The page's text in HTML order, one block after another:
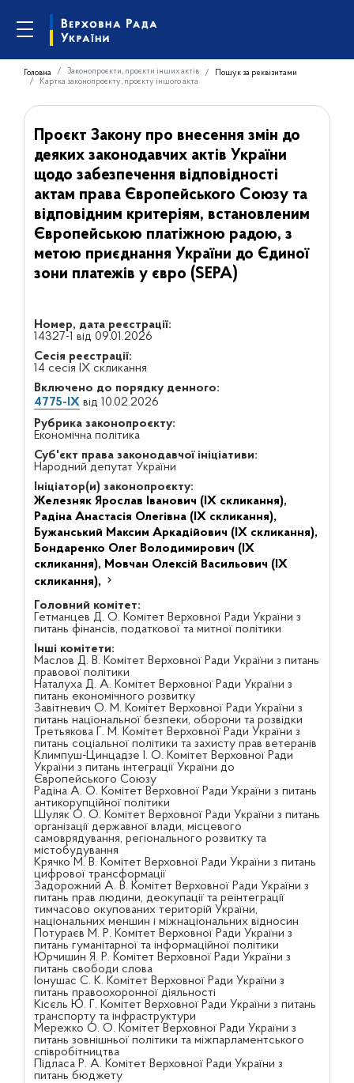
Головна Законопроєкти, проєкти інших актів
Пошук за реквізитами
Картка законопроєкту, проєкту іншого акта
Проєкт Закону про внесення змін до
деяких законодавчих актів України
щодо забезпечення відповідності
актам права Європейського Союзу та
відповідним критеріям, встановленим
Європейською платіжною радою, з
метою приєднання України до Єдиної
зони платежів у євро (SEPA)
Номер, дата реєстрації:
14327-1 від 09.01.2026
Сесія реєстрації:
14 сесія IX скликання
Включено до порядку денного:
4775-IXвід 10.02.2026
Рубрика законопроєкту:
Економічна політика
Суб'єкт права законодавчої ініціативи:
Народний депутат України
Ініціатор(и) законопроєкту:
Железняк Ярослав Іванович (IX скликання),
Радіна Анастасія Олегівна (IX скликання),
Бужанський Максим Аркадійович (IX скликання),
Бондаренко Олег Володимирович (IX
скликання), Мовчан Олексій Васильович (IX
скликання),
Головний комітет:
Гетманцев Д. О. Комітет Верховної Ради України з
питань фінансів, податкової та митної політики
Інші комітети:
Маслов Д. В. Комітет Верховної Ради України з питань
правової політики
Наталуха Д. А. Комітет Верховної Ради України з
питань економічного розвитку
Завітневич О. М. Комітет Верховної Ради України з
питань національної безпеки, оборони та розвідки
Третьякова Г. М. Комітет Верховної Ради України з
питань соціальної політики та захисту прав ветеранів
Климпуш-Цинцадзе І. О. Комітет Верховної Ради
України з питань інтеграції України до
Європейського Союзу
Радіна А. О. Комітет Верховної Ради України з питань
антикорупційної політики
Шуляк О. О. Комітет Верховної Ради України з питань
організації державної влади, місцевого
самоврядування, регіонального розвитку та
містобудування
Крячко М. В. Комітет Верховної Ради України з питань
цифрової трансформації
Задорожний А. В. Комітет Верховної Ради України з
питань прав людини, деокупації та реінтеграції
тимчасово окупованих територій України,
національних меншин і міжнаціональних відносин
Потураєв М. Р. Комітет Верховної Ради України з
питань гуманітарної та інформаційної політики
Юрчишин Я. Р. Комітет Верховної Ради України з
питань свободи слова
Іонушас С. К. Комітет Верховної Ради України з
питань правоохоронної діяльності
Кісєль Ю. Г. Комітет Верховної Ради України з питань
транспорту та інфраструктури
Мережко О. О. Комітет Верховної Ради України з
питань зовнішньої політики та міжпарламентського
співробітництва
Підласа Р. А. Комітет Верховної Ради України з
питань бюджету